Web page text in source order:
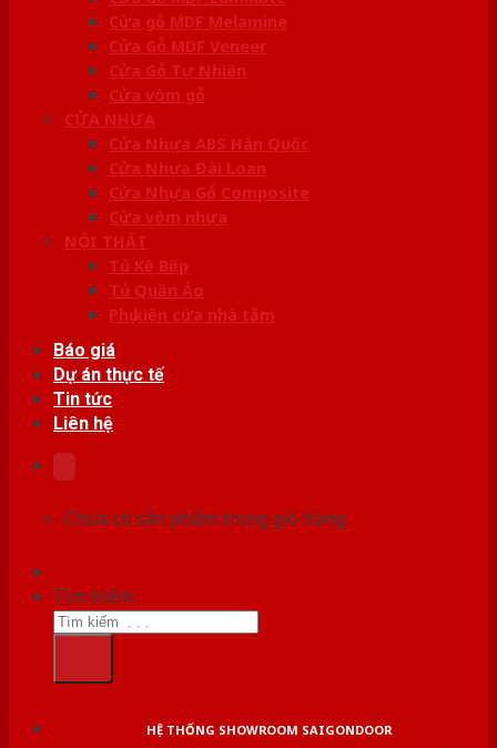
Cửa gỗ MDF Melamine
Cửa Gỗ MDF Veneer
Cửa Gỗ Tự Nhiên
Cửa vòm gỗ
CỬA NHỰA
Cửa Nhựa ABS Hàn Quốc
Cửa Nhựa Đài Loan
Cửa Nhựa Gỗ Composite
Cửa vòm nhựa
NỘI THẤT
Tủ Kệ Bếp
Tủ Quần Áo
Phụ kiện cửa nhà tắm
Báo giá
Dự án thực tế
Tin tức
Liên hệ
Chưa có sản phẩm trong giỏ hàng.
Tìm kiếm:
HỆ THỐNG SHOWROOM SAIGONDOOR